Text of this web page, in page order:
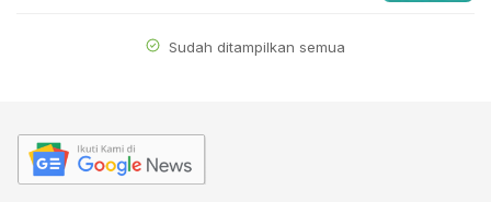
Sudah ditampilkan semua